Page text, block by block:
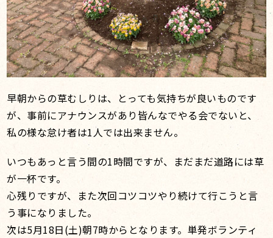
早朝からの草むしりは、とっても気持ちが良いものです
が、事前にアナウンスがあり皆んなでやる会でないと、
私の様な怠け者は1人では出来ません。
いつもあっと言う間の1時間ですが、まだまだ道路には草
が一杯です。
心残りですが、また次回コツコツやり続けて行こうと言
う事になりました。
次は5月18日(土)朝7時からとなります。単発ボランティ